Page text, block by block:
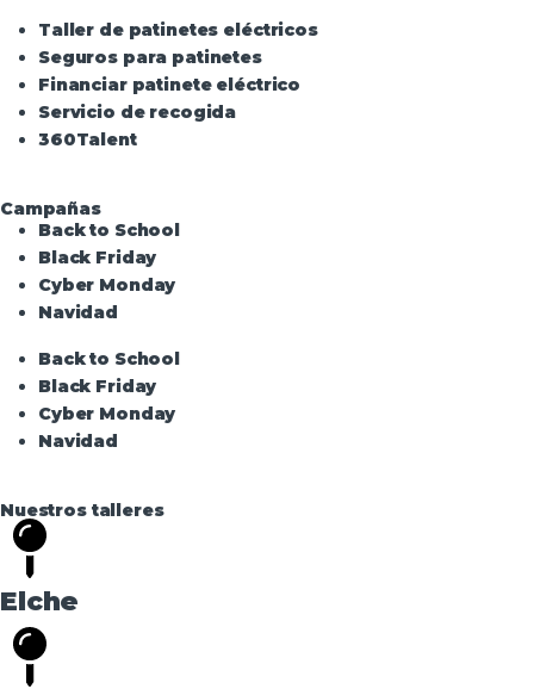
Taller de patinetes eléctricos
Seguros para patinetes
Financiar patinete eléctrico
Servicio de recogida
360Talent
Campañas
Back to School
Black Friday
Cyber Monday
Navidad
Back to School
Black Friday
Cyber Monday
Navidad
Nuestros talleres
Elche